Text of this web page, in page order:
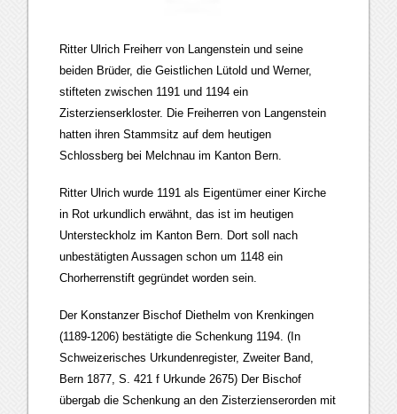
Ritter Ulrich Freiherr von Langenstein und seine
beiden Brüder, die Geistlichen Lütold und Werner,
stifteten zwischen 1191 und 1194 ein
Zisterzienserkloster. Die Freiherren von Langenstein
hatten ihren Stammsitz auf dem heutigen
Schlossberg bei Melchnau im Kanton Bern.
Ritter Ulrich wurde 1191 als Eigentümer einer Kirche
in Rot urkundlich erwähnt, das ist im heutigen
Untersteckholz im Kanton Bern. Dort soll nach
unbestätigten Aussagen schon um 1148 ein
Chorherrenstift gegründet worden sein.
Der Konstanzer Bischof Diethelm von Krenkingen
(1189-1206) bestätigte die Schenkung 1194. (In
Schweizerisches Urkundenregister, Zweiter Band,
Bern 1877, S. 421 f Urkunde 2675) Der Bischof
übergab die Schenkung an den Zisterzienserorden mit